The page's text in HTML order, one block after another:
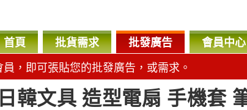
首頁 批貨需求 批發廣告 會員中心
，即可張貼您的批發廣告，或需求。
韓文具 造型電扇 手機套